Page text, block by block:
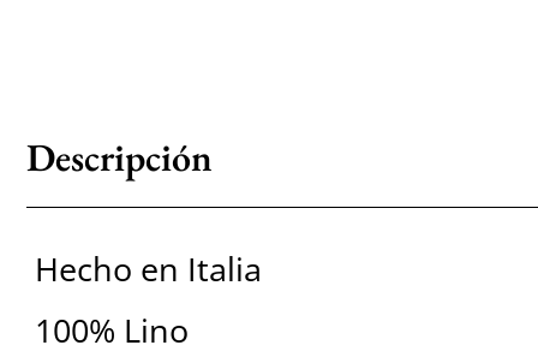
Descripción
Hecho en Italia
100% Lino